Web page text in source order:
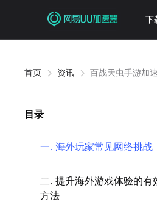
下
首页 资讯 百战天虫手游加
目录
一. 海外玩家常见网络挑战
二. 提升海外游戏体验的有
方法